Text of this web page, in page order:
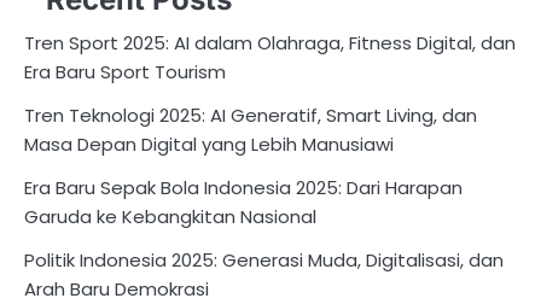
Tren Sport 2025: AI dalam Olahraga, Fitness Digital, dan
Era Baru Sport Tourism
Tren Teknologi 2025: AI Generatif, Smart Living, dan
Masa Depan Digital yang Lebih Manusiawi
Era Baru Sepak Bola Indonesia 2025: Dari Harapan
Garuda ke Kebangkitan Nasional
Politik Indonesia 2025: Generasi Muda, Digitalisasi, dan
Arah Baru Demokrasi